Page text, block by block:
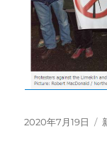
投
2020年7月19日